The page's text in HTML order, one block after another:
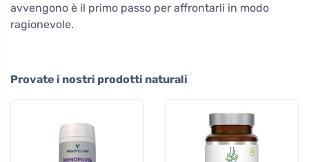
avvengono è il primo passo per affrontarli in modo
ragionevole.
Provate i nostri prodotti naturali